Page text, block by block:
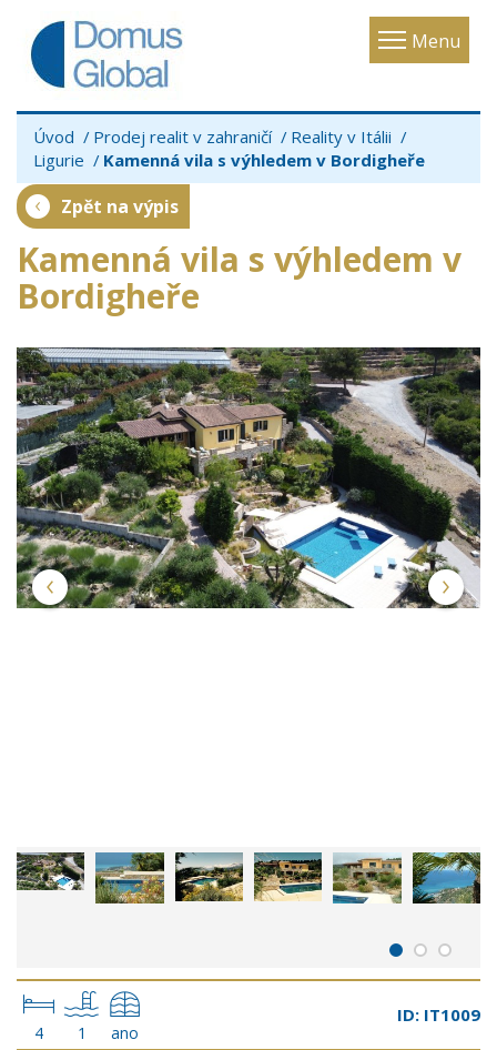
Menu
Toggle
Úvod Prodej realit v zahraničí
Reality v Itálii
Ligurie
Kamenná vila s výhledem v Bordigheře
Zpět na výpis
Kamenná vila s výhledem v
Bordigheře
4 1 ano
ID: IT1009